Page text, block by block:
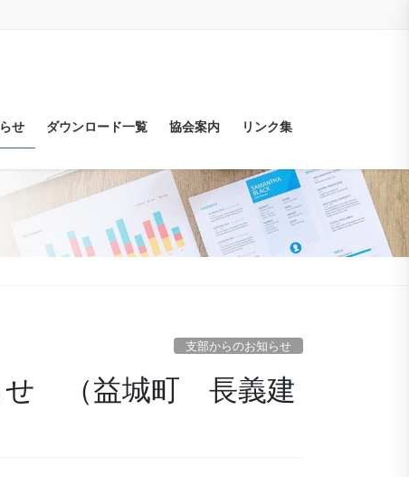
せ ダウンロード一覧 協会案内 リンク集
支部からのお知らせ
せ （益城町 長義建